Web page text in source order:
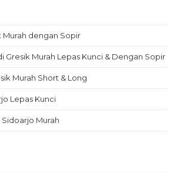
Murah dengan Sopir
Gresik Murah Lepas Kunci & Dengan Sopir
Murah Short & Long
Lepas Kunci
Murah